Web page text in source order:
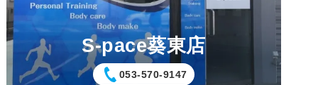
S-pace葵東店
053-570-9147